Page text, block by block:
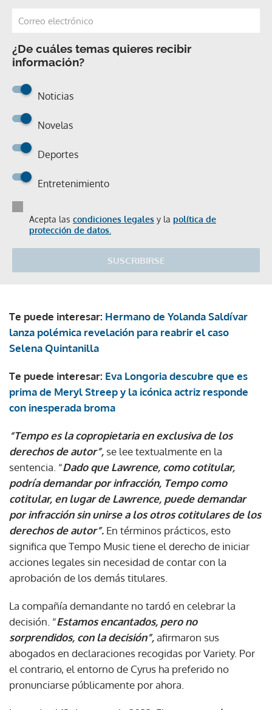
¿De cuáles temas quieres recibir
información?
Noticias
Novelas
Deportes
Entretenimiento
Acepta las condiciones legales y la política de
protección de datos.
SUSCRIBIRSE
Te puede interesar: Hermano de Yolanda Saldívar
lanza polémica revelación para reabrir el caso
Selena Quintanilla
Te puede interesar: Eva Longoria descubre que es
prima de Meryl Streep y la icónica actriz responde
con inesperada broma
“Tempo es la copropietaria en exclusiva de los
derechos de autor”, se lee textualmente en la
sentencia. “Dado que Lawrence, como cotitular,
podría demandar por infracción, Tempo como
cotitular, en lugar de Lawrence, puede demandar
por infracción sin unirse a los otros cotitulares de los
derechos de autor”. En términos prácticos, esto
significa que Tempo Music tiene el derecho de iniciar
acciones legales sin necesidad de contar con la
aprobación de los demás titulares.
La compañía demandante no tardó en celebrar la
decisión. “Estamos encantados, pero no
sorprendidos, con la decisión”,afirmaron sus
abogados en declaraciones recogidas por Variety. Por
el contrario, el entorno de Cyrus ha preferido no
pronunciarse públicamente por ahora.